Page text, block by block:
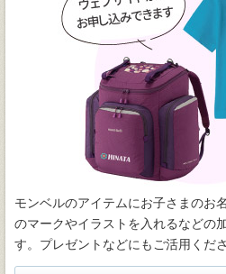
モンベルのアイテムにお子さまのお
のマークやイラストを入れるなどの
す。プレゼントなどにもご活用くだ